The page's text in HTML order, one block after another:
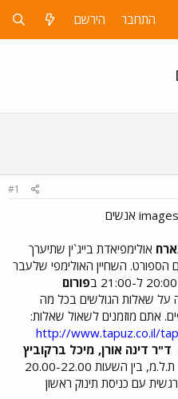
התחבר הירשם
#1
אולימפיאדת בייג`ין שתיערך
פורום
על שאלות הגולשים בכל מה
אתם מוזמנים לשאול שאלות:
http://www.tapuz.co.il/
ד"ר דינה אורן, מיכל ברקוביץ
ממרכז ההכשרה של ת.ל.מ, בין השעות 20.00-22.00
עם כניסת תינוק ראשון